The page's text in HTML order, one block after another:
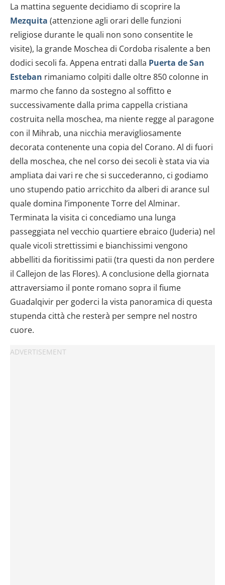
La mattina seguente decidiamo di scoprire la
Mezquita (attenzione agli orari delle funzioni
religiose durante le quali non sono consentite le
visite), la grande Moschea di Cordoba risalente a ben
dodici secoli fa. Appena entrati dalla Puerta de San
Esteban rimaniamo colpiti dalle oltre 850 colonne in
marmo che fanno da sostegno al soffitto e
successivamente dalla prima cappella cristiana
costruita nella moschea, ma niente regge al paragone
con il Mihrab, una nicchia meravigliosamente
decorata contenente una copia del Corano. Al di fuori
della moschea, che nel corso dei secoli è stata via via
ampliata dai vari re che si succederanno, ci godiamo
uno stupendo patio arricchito da alberi di arance sul
quale domina l’imponente Torre del Alminar.
Terminata la visita ci concediamo una lunga
passeggiata nel vecchio quartiere ebraico (Juderia) nel
quale vicoli strettissimi e bianchissimi vengono
abbelliti da fioritissimi patii (tra questi da non perdere
il Callejon de las Flores). A conclusione della giornata
attraversiamo il ponte romano sopra il fiume
Guadalqivir per goderci la vista panoramica di questa
stupenda città che resterà per sempre nel nostro
cuore.